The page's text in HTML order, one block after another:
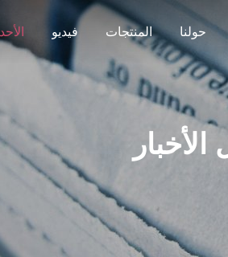
حولنا المنتجات فيديو